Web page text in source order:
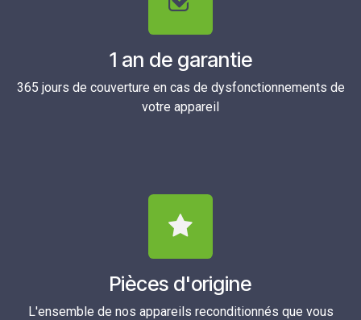
1 an de garantie
365 jours de couverture en cas de dysfonctionnements de
votre appareil
Pièces d'origine
L'ensemble de nos appareils reconditionnés que vous